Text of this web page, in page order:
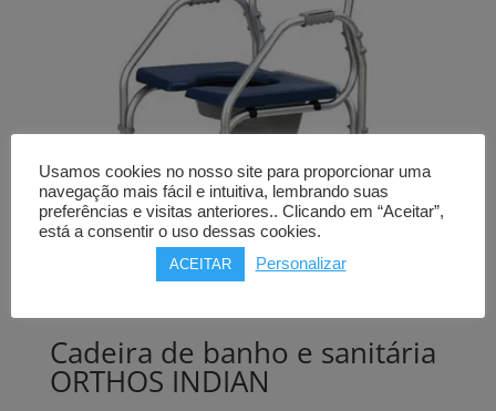
Cadeira de banho e sanitária
ORTHOS INDIAN
Usamos cookies no nosso site para proporcionar uma
navegação mais fácil e intuitiva, lembrando suas
preferências e visitas anteriores.. Clicando em “Aceitar”,
está a consentir o uso dessas cookies.
ACEITAR Personalizar